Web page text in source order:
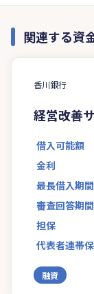
関連する資
香川銀行
経営改善
借入可能額
金利
最長借入期間
審査回答期間
担保
代表者連帯
融資